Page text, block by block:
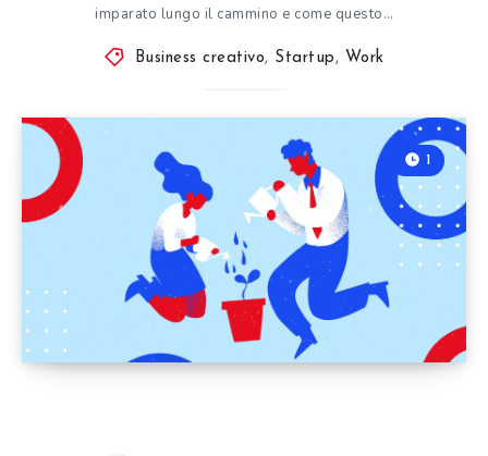
imparato lungo il cammino e come questo…
Business creativo, Startup , Work
1